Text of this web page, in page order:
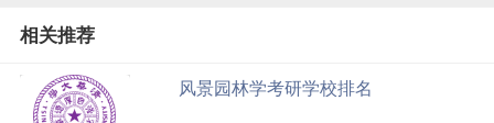
相关推荐
风景园林学考研学校排名